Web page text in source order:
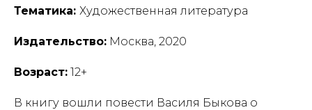
Тематика: Художественная литература
Издательство: Москва, 2020
Возраст: 12+
В книгу вошли повести Василя Быкова о